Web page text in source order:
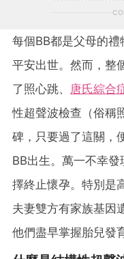
每個BB都是父母的禮
平安出世。然而，整
了照心跳、 唐氏綜合
性超聲波檢查（俗稱
碑，只要過了這關，
BB出生。萬一不幸
擇終止懷孕。特別是
夫妻雙方有家族基因
他們盡早掌握胎兒發